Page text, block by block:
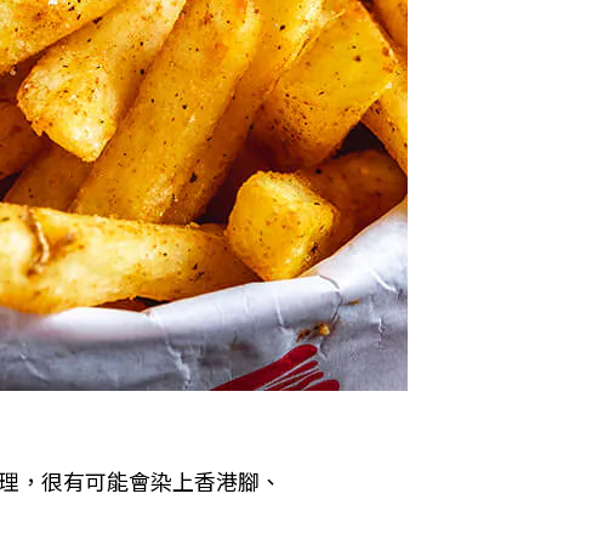
，很有可能會染上香港腳、